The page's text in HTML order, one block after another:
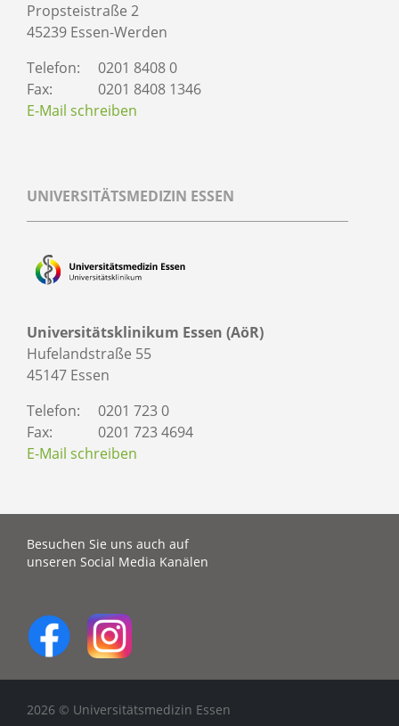
Propsteistraße 2
45239 Essen-Werden
Telefon:
0201 8408 0
Fax:
0201 8408 1346
E-Mail schreiben
UNIVERSITÄTSMEDIZIN ESSEN
Universitätsklinikum Essen (AöR)
Hufelandstraße 55
45147 Essen
Telefon:
0201 723 0
Fax:
0201 723 4694
E-Mail schreiben
Besuchen Sie uns auch auf
unseren Social Media Kanälen
2026 © Universitätsmedizin Essen